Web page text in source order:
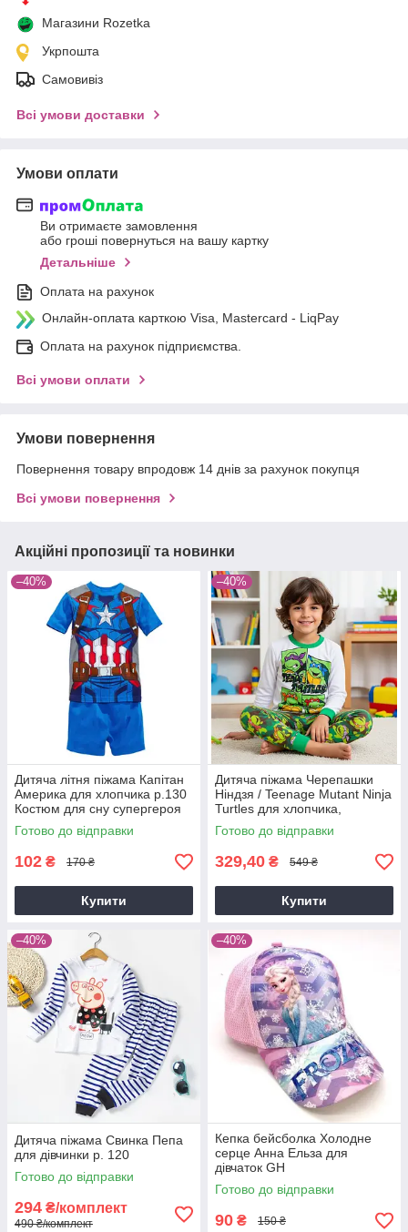
Магазини Rozetka
Укрпошта
Самовивіз
Всі умови доставки
Умови оплати
Ви отримаєте замовлення
або гроші повернуться на вашу картку
Детальніше
Оплата на рахунок
Онлайн-оплата карткою Visa, Mastercard - LiqPay
Оплата на рахунок підприємства.
Всі умови оплати
Умови повернення
Повернення товару впродовж 14 днів за рахунок покупця
Всі умови повернення
Акційні пропозиції та новинки
–40%
Дитяча літня піжама Капітан
Америка для хлопчика р.130
Костюм для сну супергероя
Готово до відправки
102 ₴ 170 ₴
Купити
–40%
Дитяча піжама Черепашки
Ніндзя / Teenage Mutant Ninja
Turtles для хлопчика,
бавовна, р. 100, 120
Готово до відправки
329,40 ₴ 549 ₴
Купити
–40%
Дитяча піжама Свинка Пепа
для дівчинки р. 120
Готово до відправки
294 ₴/комплект
490 ₴/комплект
–40%
Кепка бейсболка Холодне
серце Анна Ельза для
дівчаток GH
Готово до відправки
90 ₴ 150 ₴